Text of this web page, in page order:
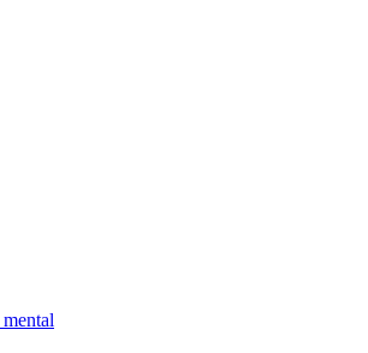
mental